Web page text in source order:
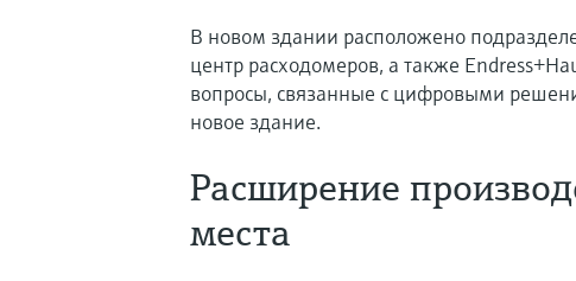
В новом здании расположено
центр расходомеров, а также
вопросы, связанные с цифровыми
новое здание.
Расширение
места